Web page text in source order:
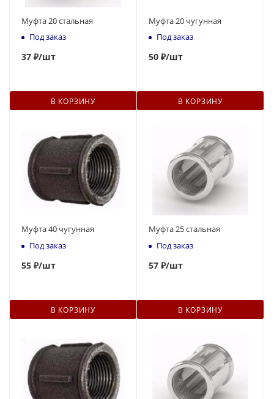
Муфта 20 стальная
Под заказ
37 ₽/шт
В КОРЗИНУ
Муфта 20 чугунная
Под заказ
50 ₽/шт
В КОРЗИНУ
Муфта 40 чугунная
Под заказ
55 ₽/шт
В КОРЗИНУ
Муфта 25 стальная
Под заказ
57 ₽/шт
В КОРЗИНУ